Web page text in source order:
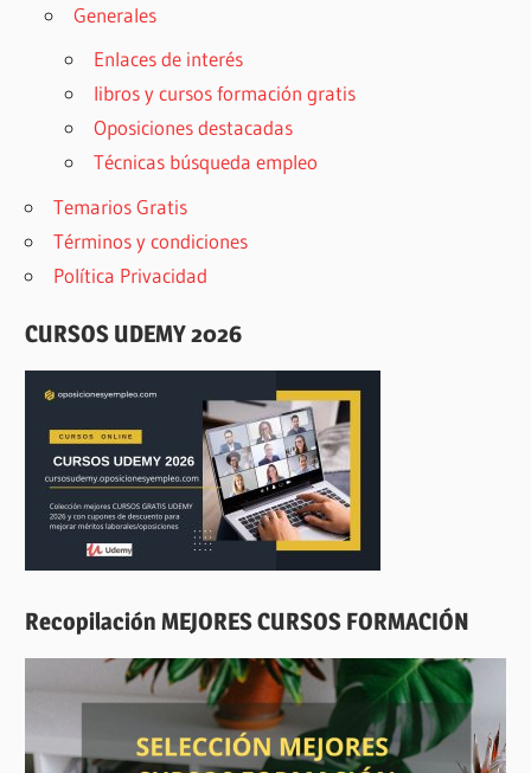
Generales
Enlaces de interés
libros y cursos formación gratis
Oposiciones destacadas
Técnicas búsqueda empleo
Temarios Gratis
Términos y condiciones
Política Privacidad
CURSOS UDEMY 2026
Recopilación MEJORES CURSOS FORMACIÓN